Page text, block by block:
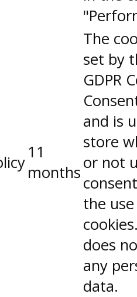
11
months
The
set by
GDPR
and is
store
or not
the
does
any
data.